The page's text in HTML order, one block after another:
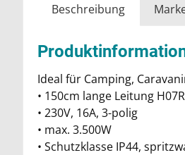
Beschreibung
Ideal für Camping,
• 150cm lange Leitung
• 230V, 16A, 3-polig
• max. 3.500W
• Schutzklasse IP44,